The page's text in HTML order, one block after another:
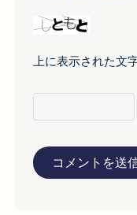
上に表示された文